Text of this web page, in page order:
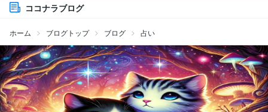
ココナラブログ
ホーム ブログトップ ブログ 占い